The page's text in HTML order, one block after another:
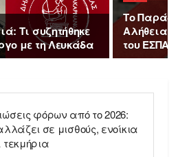
Τι συζητήθηκε
με τη Λευκάδα
Το
Αλήθεια
του ΕΣΠΑ
φόρων από το 2026:
σε μισθούς, ενοίκια
τεκμήρια